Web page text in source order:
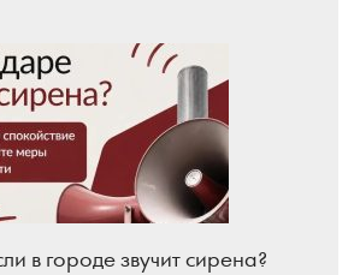
в городе звучит сирена?